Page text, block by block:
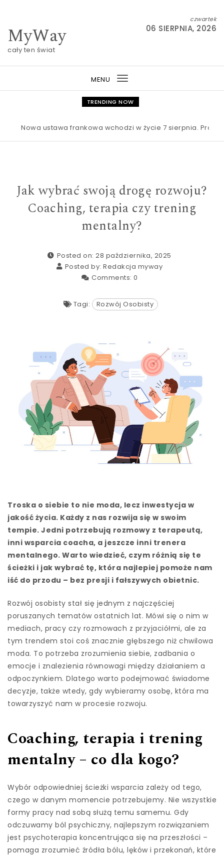
MyWay
cały ten świat
czwartek
06 SIERPNIA, 2026
MENU
Toggle
navigation
TRENDING NOW
Nowa ustawa frankowa wchodzi w życie 7 sierpnia. Procesy
Jak wybrać swoją drogę rozwoju?
Coaching, terapia czy trening
mentalny?
Posted on: 28 października, 2025
Posted by: Redakcja myway
Comments: 0
Tagi: Rozwój Osobisty
Troska o siebie to nie moda, lecz inwestycja w
jakość życia. Każdy z nas rozwija się w swoim
tempie. Jedni potrzebują rozmowy z terapeutą,
inni wsparcia coacha, a jeszcze inni trenera
mentalnego. Warto wiedzieć, czym różnią się te
ścieżki i jak wybrać tę, która najlepiej pomoże nam
iść do przodu – bez presji i fałszywych obietnic.
Rozwój osobisty stał się jednym z najczęściej
poruszanych tematów ostatnich lat. Mówi się o nim w
mediach, pracy czy rozmowach z przyjaciółmi, ale za
tym trendem stoi coś znacznie głębszego niż chwilowa
moda. To potrzeba zrozumienia siebie, zadbania o
emocje i znalezienia równowagi między działaniem a
odpoczynkiem. Dlatego warto podejmować świadome
decyzje, także wtedy, gdy wybieramy osobę, która ma
towarzyszyć nam w procesie rozwoju.
Coaching, terapia i trening
mentalny – co dla kogo?
Wybór odpowiedniej ścieżki wsparcia zależy od tego,
czego w danym momencie potrzebujemy. Nie wszystkie
formy pracy nad sobą służą temu samemu. Gdy
odczuwamy ból psychiczny, najlepszym rozwiązaniem
jest psychoterapia koncentrująca się na przeszłości –
pomaga zrozumieć źródła bólu, lęków i przekonań, które